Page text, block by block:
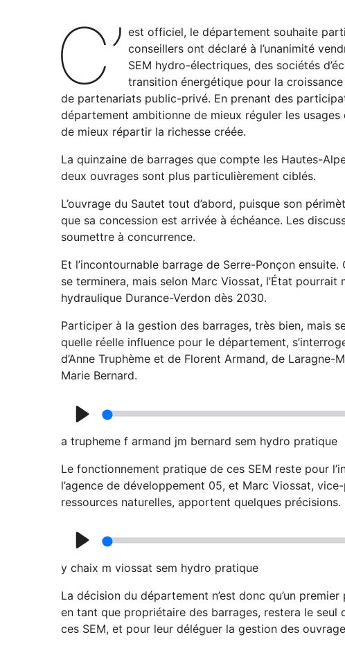
C’ est officiel, le département souhaite
conseillers ont déclaré à l’unanimité
SEM hydro-électriques, des sociétés
transition énergétique pour la
de partenariats public-privé. En prenant des
département ambitionne de mieux réguler les usages
de mieux répartir la richesse créée.
La quinzaine de barrages que compte les Hautes-
deux ouvrages sont plus particulièrement ciblés.
L’ouvrage du Sautet tout d’abord, puisque son
que sa concession est arrivée à échéance. Les
soumettre à concurrence.
Et l’incontournable barrage de Serre-Ponçon ensuite.
se terminera, mais selon Marc Viossat, l’État
hydraulique Durance-Verdon dès 2030.
Participer à la gestion des barrages, très bien, mais
quelle réelle influence pour le département,
d’Anne Truphème et de Florent Armand, de
Marie Bernard.
l
a
y
a trupheme f armand jm bernard sem hydro pratique
Le fonctionnement pratique de ces SEM reste pour
l’agence de développement 05, et Marc Viossat,
ressources naturelles, apportent quelques précisions.
l
a
y
y chaix m viossat sem hydro pratique
La décision du département n’est donc qu’un
en tant que propriétaire des barrages, restera le
ces SEM, et pour leur déléguer la gestion des